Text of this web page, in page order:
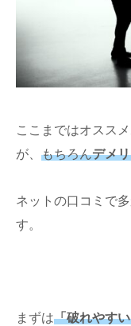
ここまではオスス
が、 もちろんデメ
ネットの口コミで
す。
まずは「破れやす